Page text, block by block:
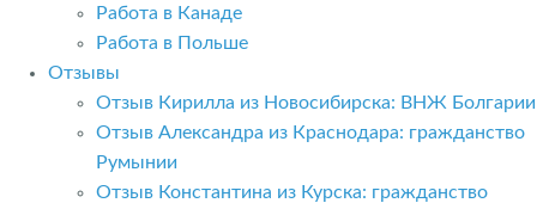
Работа в Канаде
Работа в Польше
Отзывы
Отзыв Кирилла из Новосибирска: ВНЖ Болгарии
Отзыв Александра из Краснодара: гражданство
Румынии
Отзыв Константина из Курска: гражданство